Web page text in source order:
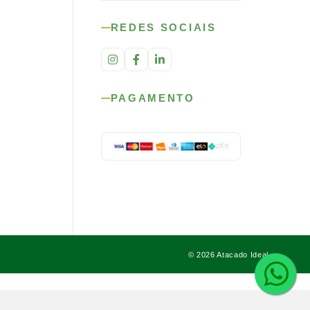
REDES SOCIAIS
PAGAMENTO
© 2026 Atacado Ideal